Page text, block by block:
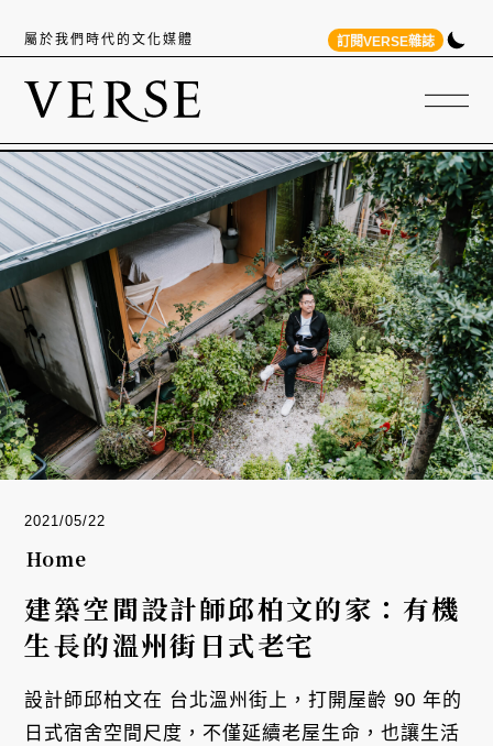
屬於我們時代的文化媒體 訂閱VERSE雜誌
2021/05/22
Home
建築空間設計師邱柏文的家：有機
生長的溫州街日式老宅
設計師邱柏文在 台北溫州街上，打開屋齡 90 年的
日式宿舍空間尺度，不僅延續老屋生命，也讓生活